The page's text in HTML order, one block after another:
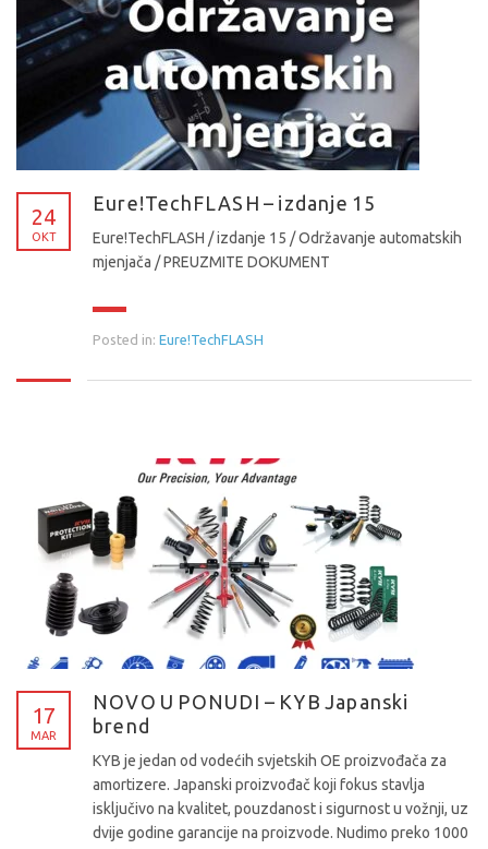
24
OKT
Eure!TechFLASH – izdanje 15
Eure!TechFLASH / izdanje 15 / Održavanje automatskih
mjenjača / PREUZMITE DOKUMENT
Posted in: Eure!TechFLASH
17
MAR
NOVO U PONUDI – KYB Japanski
brend
KYB je jedan od vodećih svjetskih OE proizvođača za
amortizere. Japanski proizvođač koji fokus stavlja
isključivo na kvalitet, pouzdanost i sigurnost u vožnji, uz
dvije godine garancije na proizvode. Nudimo preko 1000